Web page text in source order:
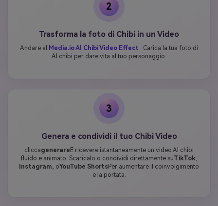
2
Trasforma la foto di Chibi in un Video
Andare al Media.io AI Chibi Video Effect . Carica la tua foto di
AI chibi per dare vita al tuo personaggio.
3
Genera e condividi il tuo Chibi Video
cliccagenerare E ricevere istantaneamente un video AI chibi
fluido e animato. Scaricalo o condividi direttamente suTikTok
Instagram , oYouTube ShortsPer aumentare il coinvolgimento
e la portata.